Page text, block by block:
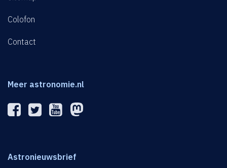
Colofon
Contact
Meer astronomie.nl
Astronieuwsbrief